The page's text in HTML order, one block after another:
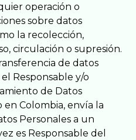
operación o
sobre datos
la recolección,
circulación o supresión.
de datos
Responsable y/o
de Datos
en Colombia, envía la
Personales a un
es Responsable del